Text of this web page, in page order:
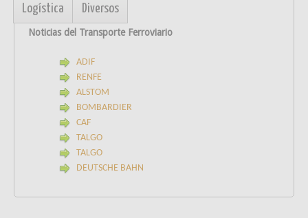
Logística Diversos
Noticias del Transporte Ferroviario
ADIF
RENFE
ALSTOM
BOMBARDIER
CAF
TALGO
TALGO
DEUTSCHE BAHN